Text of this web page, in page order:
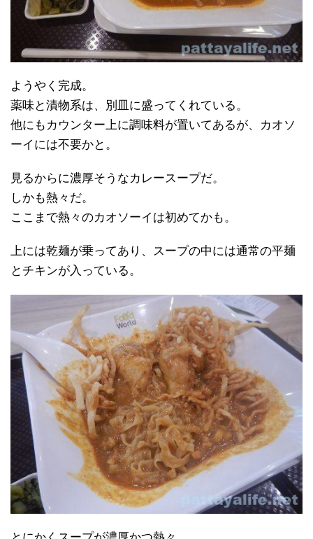
ようやく完成。
薬味と漬物系は、別皿に盛ってくれている。
他にもカウンター上に調味料が置いてあるが、カオソ
ーイには不要かと。
見るからに濃厚そうなカレースープだ。
しかも熱々だ。
ここまで熱々のカオソーイは初めてかも。
上には乾麺が乗ってあり、スープの中には通常の平麺
とチキンが入っている。